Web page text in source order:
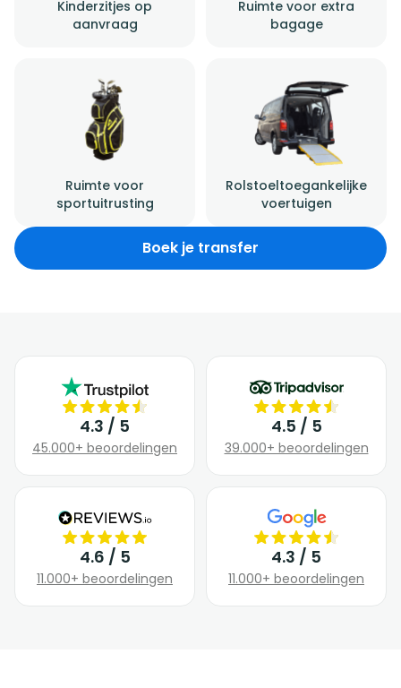
Kinderzitjes op
aanvraag
Ruimte voor extra
bagage
Ruimte voor
sportuitrusting
Rolstoeltoegankelijke
voertuigen
Boek je transfer
4.3 / 5
45.000+ beoordelingen
4.5 / 5
39.000+ beoordelingen
4.6 / 5
11.000+ beoordelingen
4.3 / 5
11.000+ beoordelingen